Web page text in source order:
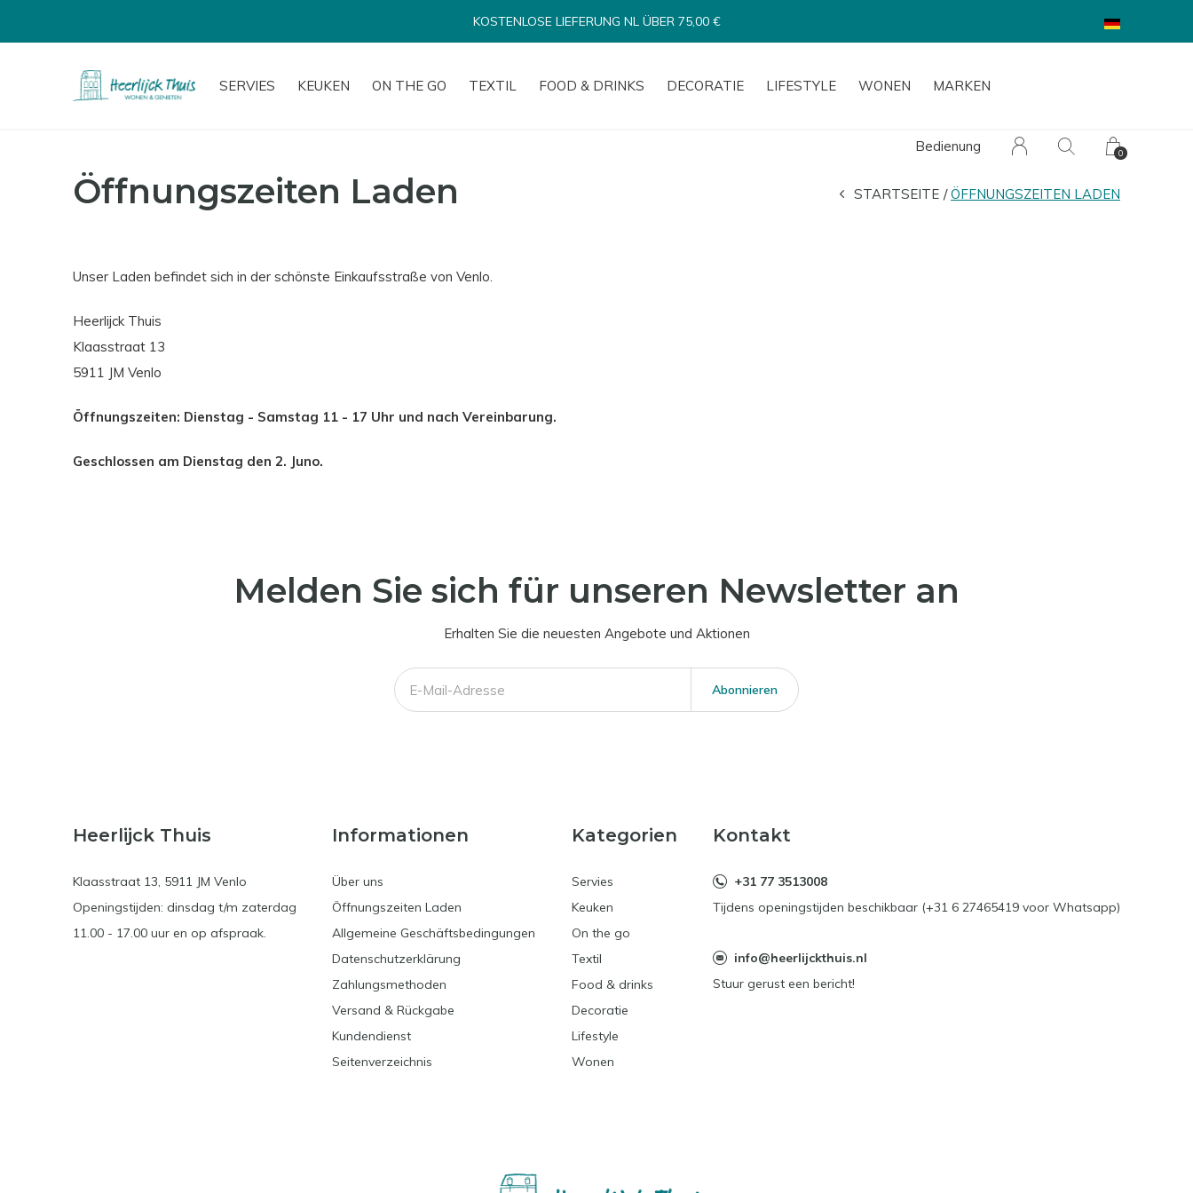
SERVIES KEUKEN ON THE GO TEXTIL FOOD & DRINKS DECORATIE LIFESTYLE WONEN MARKEN
Bedienung 0
KOSTENLOSE LIEFERUNG NL ÜBER 75,00 €
Öffnungszeiten Laden STARTSEITE ÖFFNUNGSZEITEN LADEN
Unser Laden befindet sich in der schönste Einkaufsstraße von Venlo.
Heerlijck Thuis
Klaasstraat 13
5911 JM Venlo
Öffnungszeiten: Dienstag - Samstag 11 - 17 Uhr und nach Vereinbarung.
Geschlossen am Dienstag den 2. Juno.
Melden Sie sich für unseren Newsletter an
Erhalten Sie die neuesten Angebote und Aktionen
Abonnieren
Heerlijck Thuis
Klaasstraat 13, 5911 JM Venlo
Openingstijden: dinsdag t/m zaterdag
11.00 - 17.00 uur en op afspraak.
Informationen
Über uns
Öffnungszeiten Laden
Allgemeine Geschäftsbedingungen
Datenschutzerklärung
Zahlungsmethoden
Versand & Rückgabe
Kundendienst
Seitenverzeichnis
Kategorien
Servies
Keuken
On the go
Textil
Food & drinks
Decoratie
Lifestyle
Wonen
Kontakt
+31 77 3513008
Tijdens openingstijden beschikbaar (+31 6 27465419 voor Whatsapp)
info@heerlijckthuis.nl
Stuur gerust een bericht!